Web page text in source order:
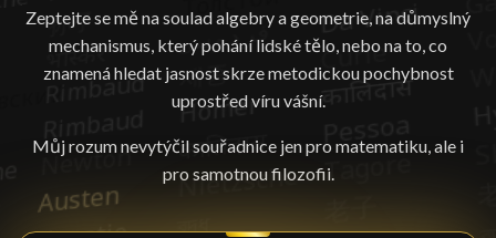
Zeptejte se mě na soulad algebry a geometrie, na důmyslný
mechanismus, který pohání lidské tělo, nebo na to, co
znamená hledat jasnost skrze metodickou pochybnost
uprostřed víru vášní.
Můj rozum nevytýčil souřadnice jen pro matematiku, ale i
pro samotnou filozofii.